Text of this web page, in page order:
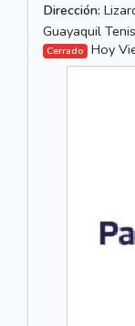
Dirección:
Guayaquil
Cerrado Hoy